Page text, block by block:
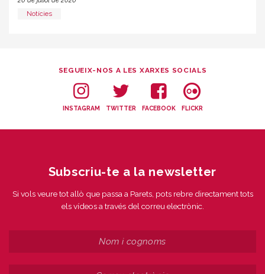
Notícies
SEGUEIX-NOS A LES XARXES SOCIALS
INSTAGRAM TWITTER FACEBOOK FLICKR
Subscriu-te a la newsletter
Si vols veure tot allò que passa a Parets, pots rebre directament tots
els vídeos a través del correu electrònic.